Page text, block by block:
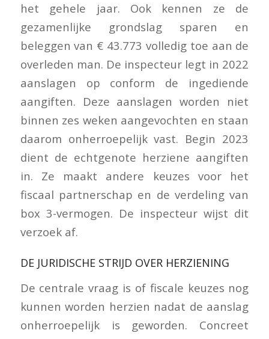
het gehele jaar. Ook kennen ze de
gezamenlijke grondslag sparen en
beleggen van € 43.773 volledig toe aan de
overleden man. De inspecteur legt in 2022
aanslagen op conform de ingediende
aangiften. Deze aanslagen worden niet
binnen zes weken aangevochten en staan
daarom onherroepelijk vast. Begin 2023
dient de echtgenote herziene aangiften
in. Ze maakt andere keuzes voor het
fiscaal partnerschap en de verdeling van
box 3-vermogen. De inspecteur wijst dit
verzoek af.
DE JURIDISCHE STRIJD OVER HERZIENING
De centrale vraag is of fiscale keuzes nog
kunnen worden herzien nadat de aanslag
onherroepelijk is geworden. Concreet